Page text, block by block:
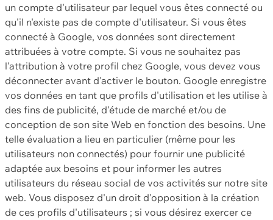
un compte d'utilisateur par lequel vous êtes connecté ou
qu'il n'existe pas de compte d'utilisateur. Si vous êtes
connecté à Google, vos données sont directement
attribuées à votre compte. Si vous ne souhaitez pas
l'attribution à votre profil chez Google, vous devez vous
déconnecter avant d'activer le bouton. Google enregistre
vos données en tant que profils d'utilisation et les utilise à
des fins de publicité, d'étude de marché et/ou de
conception de son site Web en fonction des besoins. Une
telle évaluation a lieu en particulier (même pour les
utilisateurs non connectés) pour fournir une publicité
adaptée aux besoins et pour informer les autres
utilisateurs du réseau social de vos activités sur notre site
web. Vous disposez d'un droit d'opposition à la création
de ces profils d'utilisateurs ; si vous désirez exercer ce